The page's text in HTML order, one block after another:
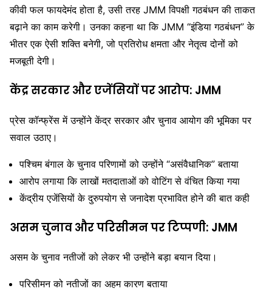
कीवी फल फायदेमंद होता है, उसी तरह JMM विपक्षी गठबंधन की ताकत
बढ़ाने का काम करेगी। उनका कहना था कि JMM “इंडिया गठबंधन” के
भीतर एक ऐसी शक्ति बनेगी, जो प्रतिरोध क्षमता और नेतृत्व दोनों को
मजबूती देगी।
केंद्र सरकार और एजेंसियों पर आरोप: JMM
प्रेस कॉन्फ्रेंस में उन्होंने केंद्र सरकार और चुनाव आयोग की भूमिका पर
सवाल उठाए।
पश्चिम बंगाल के चुनाव परिणामों को उन्होंने “असंवैधानिक” बताया
आरोप लगाया कि लाखों मतदाताओं को वोटिंग से वंचित किया गया
केंद्रीय एजेंसियों के दुरुपयोग से जनादेश प्रभावित होने की बात कही
असम चुनाव और परिसीमन पर टिप्पणी: JMM
असम के चुनाव नतीजों को लेकर भी उन्होंने बड़ा बयान दिया।
परिसीमन को नतीजों का अहम कारण बताया